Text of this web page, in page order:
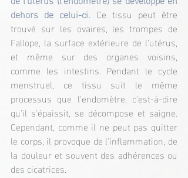
dehors de celui-ci. Ce tissu peut être
trouvé sur les ovaires, les trompes de
Fallope, la surface extérieure de l'utérus,
et même sur des organes voisins,
comme les intestins. Pendant le cycle
menstruel, ce tissu suit le même
processus que l'endomètre, c'est-à-dire
qu'il s'épaissit, se décompose et saigne.
Cependant, comme il ne peut pas quitter
le corps, il provoque de l'inflammation, de
la douleur et souvent des adhérences ou
des cicatrices.